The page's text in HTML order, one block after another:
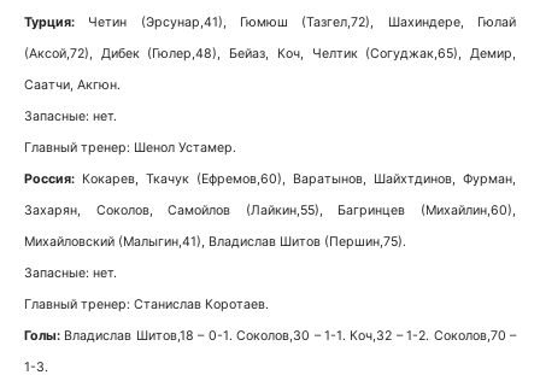
Турция: Четин (Эрсунар,41), Гюмюш (Тазгел,72), Шахиндере, Гюлай
(Аксой,72), Дибек (Гюлер,48), Бейаз, Коч, Челтик (Согуджак,65), Демир,
Саатчи, Акгюн.
Запасные: нет.
Главный тренер: Шенол Устамер.
Россия: Кокарев, Ткачук (Ефремов,60), Варатынов, Шайхтдинов, Фурман,
Захарян, Соколов, Самойлов (Лайкин,55), Багринцев (Михайлин,60),
Михайловский (Малыгин,41), Владислав Шитов (Першин,75).
Запасные: нет.
Главный тренер: Станислав Коротаев.
Голы: Владислав Шитов,18 – 0-1. Соколов,30 – 1-1. Коч,32 – 1-2. Соколов,70 –
1-3.